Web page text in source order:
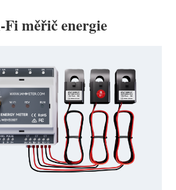
měřič energie